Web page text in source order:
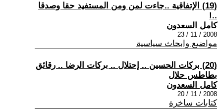
(19) الإتفاقية ..جاءت لمن ومن المستفيد حقا وصدقا
..!
كامل السعدون
2008 / 11 / 23
مواضيع وابحاث سياسية
(20) بركات الحسين .. إحتلال .. بركات الرضا .. رقائق
بطاطس حلال
كامل السعدون
2008 / 11 / 20
كتابات ساخرة